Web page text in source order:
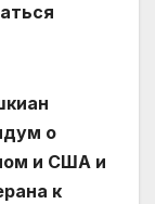
о
и США и
к